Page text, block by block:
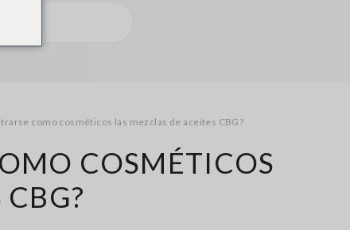
como cosméticos las mezclas de aceites CBG?
COSMÉTICOS